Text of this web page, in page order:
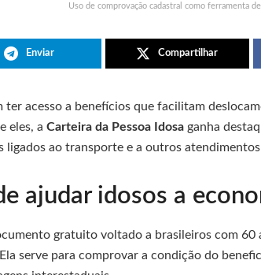
Uso de comprovação cadastral como ferramenta
Enviar Compartilhar
ter acesso a benefícios que facilitam
eles, a Carteira da Pessoa Idosa ganha
ligados ao transporte e a outros
ajudar idosos a
gratuito voltado a brasileiros com 60
serve para comprovar a condição do